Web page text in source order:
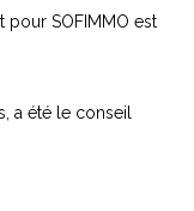
pour SOFIMMO est
a été le conseil